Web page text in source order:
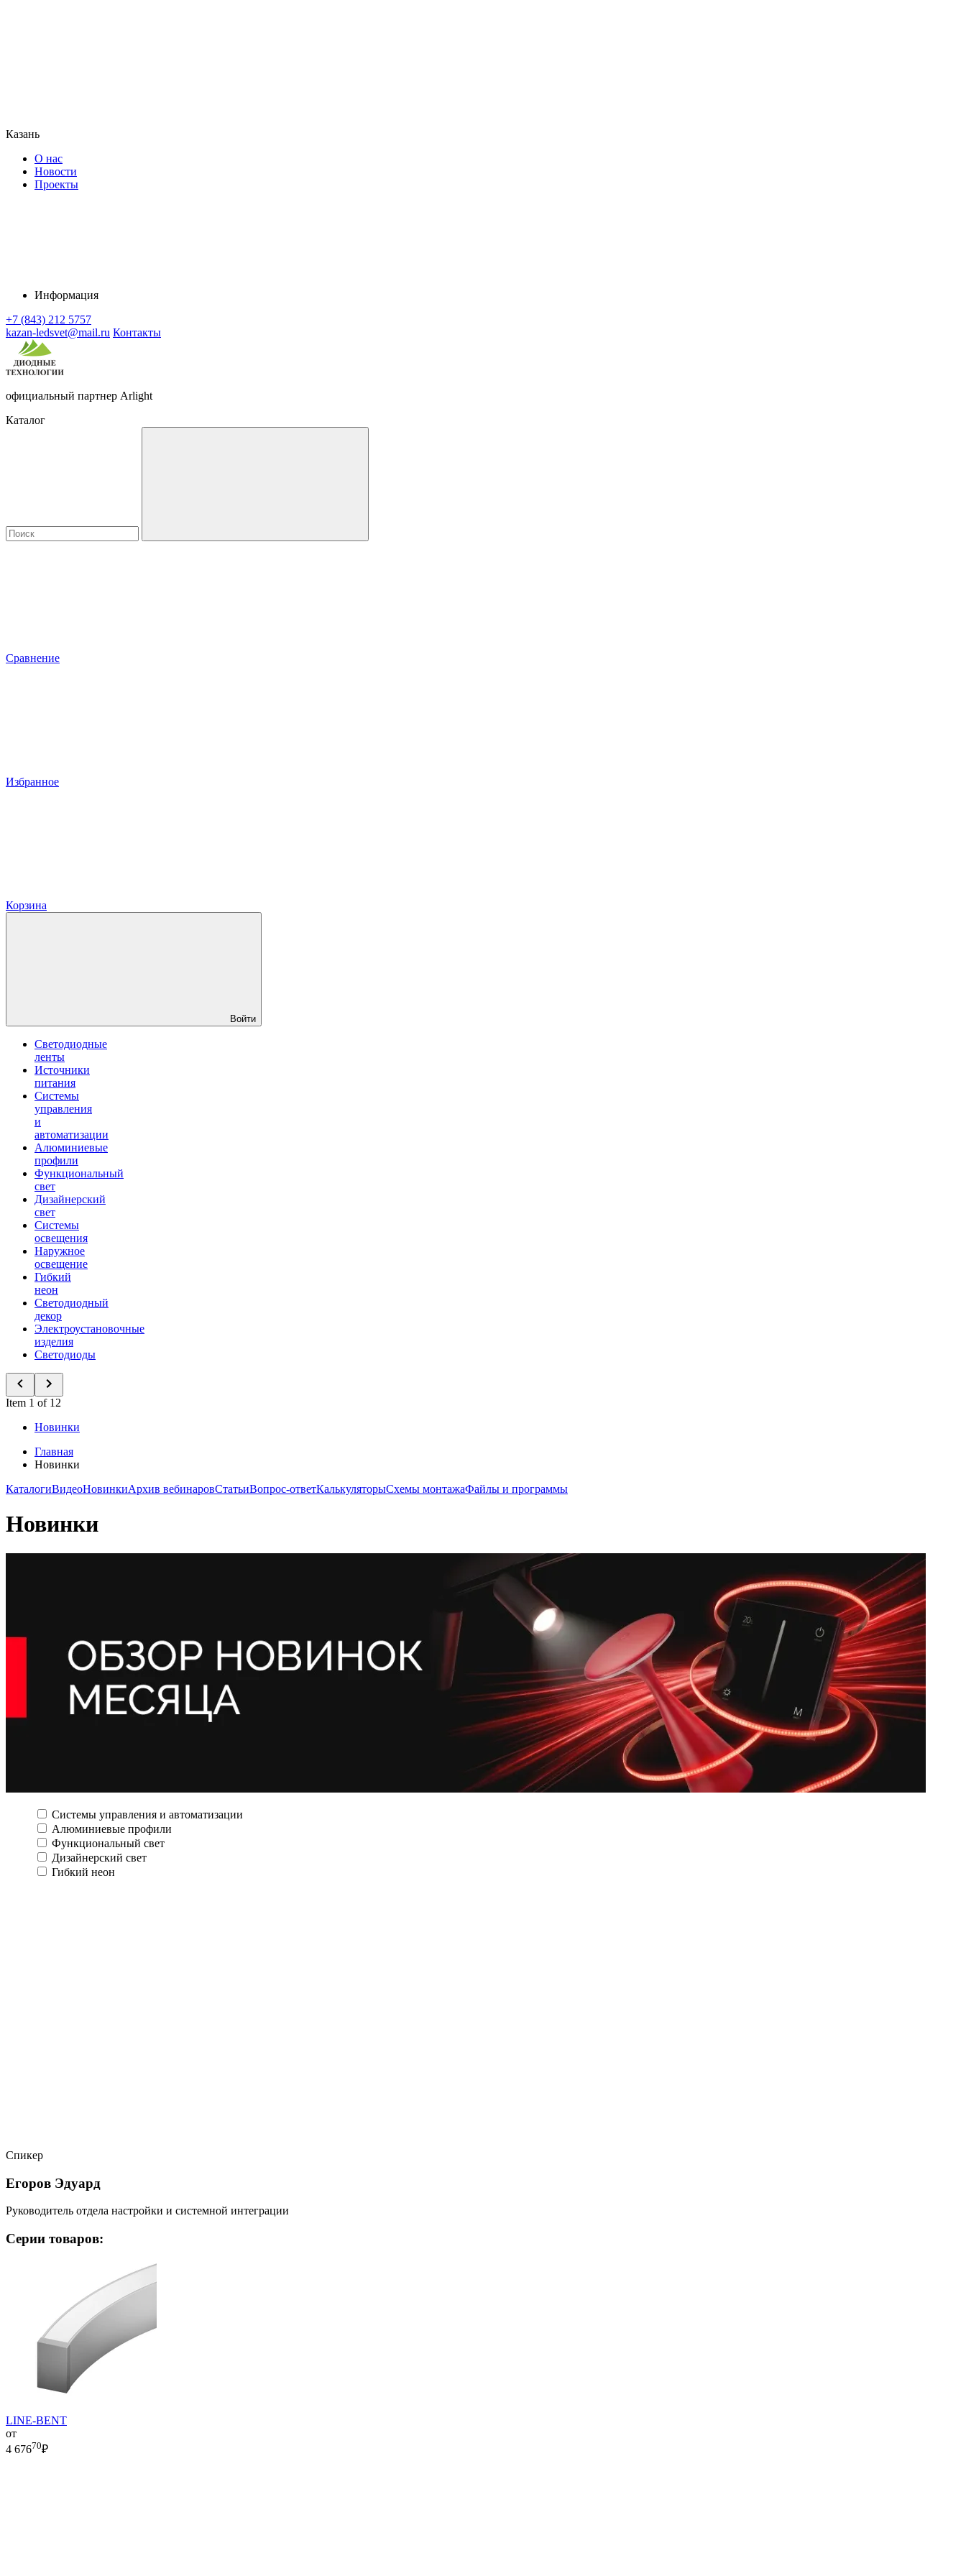
Казань
О нас
Новости
Проекты
Информация
+7 (843) 212 5757
kazan-ledsvet@mail.ru Контакты
официальный партнер Arlight
Каталог
Сравнение
Избранное
Корзина
Войти
Светодиодные
ленты
Источники
питания
Системы
управления
и
автоматизации
Алюминиевые
профили
Функциональный
свет
Дизайнерский
свет
Системы
освещения
Наружное
освещение
Гибкий
неон
Светодиодный
декор
Электроустановочные
изделия
Светодиоды
Item 1 of 12
Новинки
Главная
Новинки
КаталогиВидеоНовинкиАрхив вебинаровСтатьиВопрос-ответКалькуляторыСхемы монтажаФайлы и программы
Новинки
Системы управления и автоматизации
Алюминиевые профили
Функциональный свет
Дизайнерский свет
Гибкий неон
Спикер
Егоров Эдуард
Руководитель отдела настройки и системной интеграции
Серии товаров:
LINE-BENT
от
4 67670₽